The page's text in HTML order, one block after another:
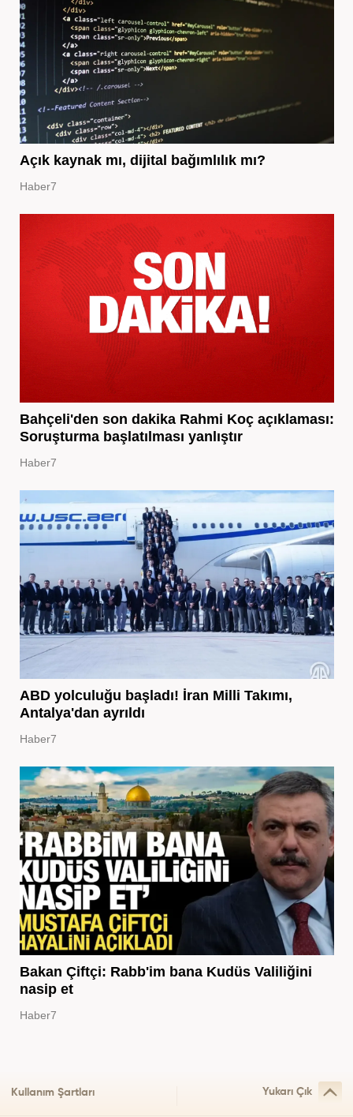
Açık kaynak mı, dijital bağımlılık mı?
Haber7
Bahçeli'den son dakika Rahmi Koç açıklaması:
Soruşturma başlatılması yanlıştır
Haber7
ABD yolculuğu başladı! İran Milli Takımı,
Antalya'dan ayrıldı
Haber7
Bakan Çiftçi: Rabb'im bana Kudüs Valiliğini
nasip et
Haber7
Kullanım Şartları Yukarı Çık